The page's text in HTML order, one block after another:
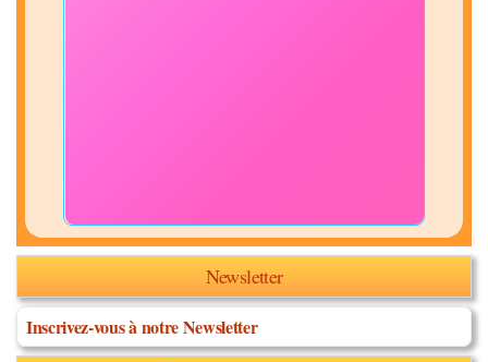
Newsletter
Inscrivez-vous à notre Newsletter